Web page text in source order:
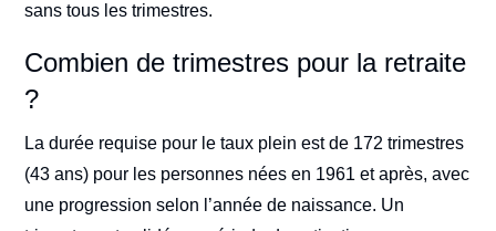
sans tous les trimestres.
Combien de trimestres pour la retraite
?
La durée requise pour le taux plein est de 172 trimestres
(43 ans) pour les personnes nées en 1961 et après, avec
une progression selon l’année de naissance. Un